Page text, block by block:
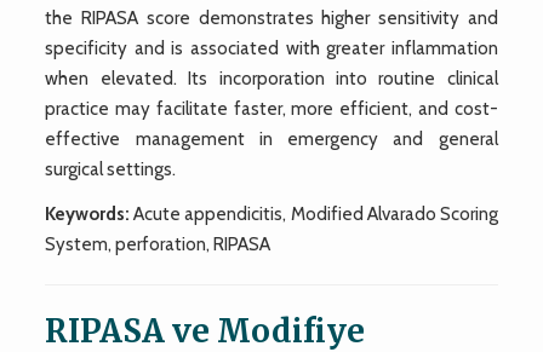
the RIPASA score demonstrates higher sensitivity and
specificity and is associated with greater inflammation
when elevated. Its incorporation into routine clinical
practice may facilitate faster, more efficient, and cost-
effective management in emergency and general
surgical settings.
Keywords: Acute appendicitis, Modified Alvarado Scoring
System, perforation, RIPASA
RIPASA ve Modifiye